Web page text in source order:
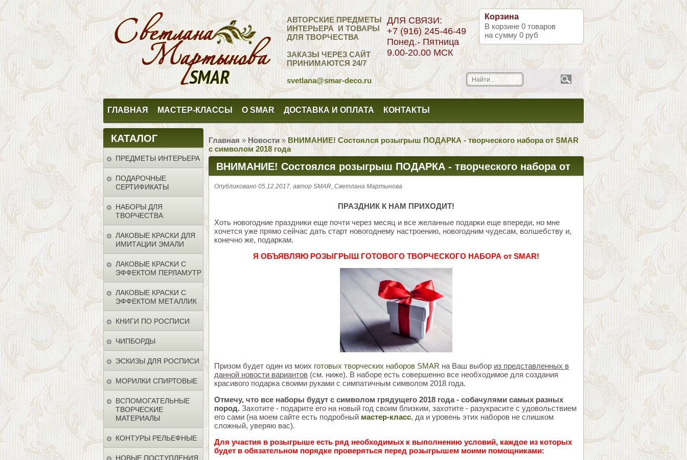
АВТОРСКИЕ ПРЕДМЕТЫ
ИНТЕРЬЕРА И ТОВАРЫ
ДЛЯ ТВОРЧЕСТВА
ЗАКАЗЫ ЧЕРЕЗ САЙТ
ПРИНИМАЮТСЯ 24/7
svetlana@smar-deco.ru
Корзина
В корзине 0 товаров
на сумму 0 руб
ДЛЯ СВЯЗИ:
+7 (916) 245-46-49
Понед.- Пятница
9.00-20.00 МСК
ГЛАВНАЯ МАСТЕР-КЛАССЫ О SMAR ДОСТАВКА И ОПЛАТА КОНТАКТЫ
КАТАЛОГ
ПРЕДМЕТЫ ИНТЕРЬЕРА
ПОДАРОЧНЫЕ
СЕРТИФИКАТЫ
НАБОРЫ ДЛЯ
ТВОРЧЕСТВА
ЛАКОВЫЕ КРАСКИ ДЛЯ
ИМИТАЦИИ ЭМАЛИ
ЛАКОВЫЕ КРАСКИ С
ЭФФЕКТОМ ПЕРЛАМУТР
ЛАКОВЫЕ КРАСКИ С
ЭФФЕКТОМ МЕТАЛЛИК
КНИГИ ПО РОСПИСИ
ЧИПБОРДЫ
ЭСКИЗЫ ДЛЯ РОСПИСИ
МОРИЛКИ СПИРТОВЫЕ
ВСПОМОГАТЕЛЬНЫЕ
ТВОРЧЕСКИЕ
МАТЕРИАЛЫ
КОНТУРЫ РЕЛЬЕФНЫЕ
НОВЫЕ ПОСТУПЛЕНИЯ
Главная » Новости» ВНИМАНИЕ! Состоялся розыгрыш ПОДАРКА - творческого набора от SMAR
с символом 2018 года
ВНИМАНИЕ! Состоялся розыгрыш ПОДАРКА - творческого набора от
SMAR с символом 2018 года
Опубликовано 05.12.2017, автор SMAR, Светлана Мартынова
ПРАЗДНИК К НАМ ПРИХОДИТ!
Хоть новогодние праздники еще почти через месяц и все желанные подарки еще впереди, но мне
хочется уже прямо сейчас дать старт новогоднему настроению, новогодним чудесам, волшебству и,
конечно же, подаркам.
Я ОБЪЯВЛЯЮ РОЗЫГРЫШ ГОТОВОГО ТВОРЧЕСКОГО НАБОРА от SMAR!
Призом будет один из моих готовых творческих наборов SMAR на Ваш выбор из представленных в
данной новости вариантов (см. ниже). В наборе есть совершенно все необходимое для создания
красивого подарка своими руками с симпатичным символом 2018 года.
Отмечу, что все наборы будут с символом грядущего 2018 года - собачулями самых разных
пород. Захотите - подарите его на новый год своим близким, захотите - разукрасите с удовольствием
его сами (на моем сайте есть подробный мастер-класс, да и уровень этих наборов не слишком
сложный, уверяю вас).
Для участия в розыгрыше есть ряд необходимых к выполнению условий, каждое из которых
будет в обязательном порядке проверяться перед розыгрышем моими помощниками: